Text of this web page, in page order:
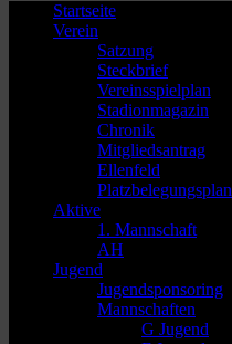
Startseite
Verein
Satzung
Steckbrief
Vereinsspielplan
Stadionmagazin
Chronik
Mitgliedsantrag
Ellenfeld
Platzbelegungsplan
Aktive
1. Mannschaft
AH
Jugend
Jugendsponsoring
Mannschaften
G Jugend